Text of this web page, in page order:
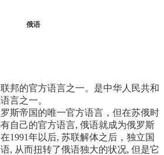
俄语
邦的官方语言之一。是中华人民共和
言之一。
斯帝国的唯一官方语言，但在苏俄时
自己的官方语言, 俄语就成为俄罗斯
1991年以后, 苏联解体之后，独立国
, 从而扭转了俄语独大的状况, 但是它